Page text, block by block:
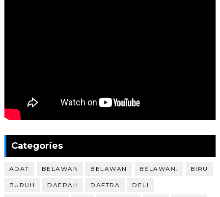
Categories
ADAT BELAWAN BELAWAN BELAWAN. BIRU
BURUH DAERAH DAFTRA DELI